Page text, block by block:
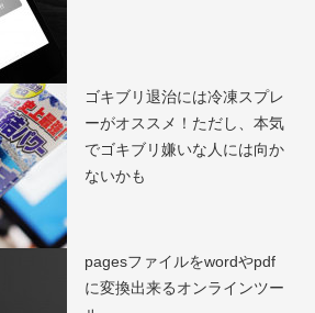
ゴキブリ退治には冷凍スプレ
ーがオススメ！ただし、本気
でゴキブリ嫌いな人には向か
ないかも
pagesファイルをwordやpdf
に変換出来るオンラインツー